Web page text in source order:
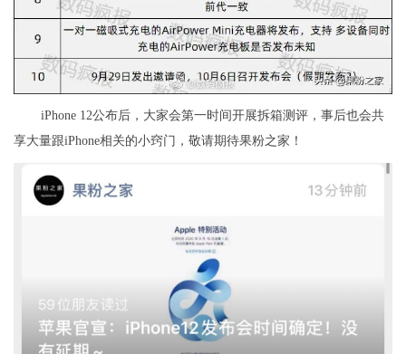
iPhone 12公布后，大家会第一时间开展拆箱测评，事后也会共
享大量跟iPhone相关的小窍门，敬请期待果粉之家！